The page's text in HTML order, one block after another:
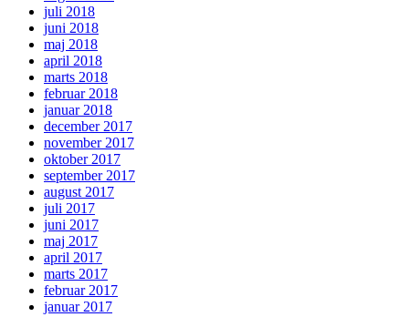
juli 2018
juni 2018
maj 2018
april 2018
marts 2018
februar 2018
januar 2018
december 2017
november 2017
oktober 2017
september 2017
august 2017
juli 2017
juni 2017
maj 2017
april 2017
marts 2017
februar 2017
januar 2017